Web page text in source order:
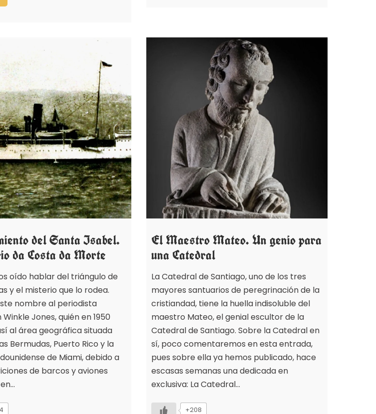
del Santa Isabel.
da Costa da Morte
oído hablar del triángulo de
y el misterio que lo rodea.
nombre al periodista
Jones, quién en 1950
al área geográfica situada
Bermudas, Puerto Rico y la
de Miami, debido a
de barcos y aviones
El Maestro Mateo. Un genio para
una Catedral
La Catedral de Santiago, uno de los tres
mayores santuarios de peregrinación de la
cristiandad, tiene la huella indisoluble del
maestro Mateo, el genial escultor de la
Catedral de Santiago. Sobre la Catedral en
sí, poco comentaremos en esta entrada,
pues sobre ella ya hemos publicado, hace
escasas semanas una dedicada en
exclusiva: La Catedral…
+208